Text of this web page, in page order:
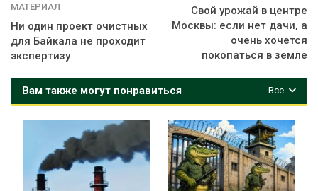
МАТЕРИАЛ
Ни один проект очистных
для Байкала не проходит
экспертизу
Свой урожай в центре
Москвы: если нет дачи, а
очень хочется
покопаться в земле
Все
Вам также могут понравиться